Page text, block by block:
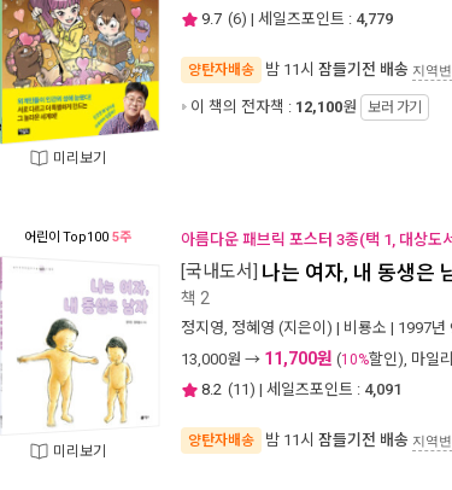
미리보기
9.7 (6) | 세일즈포인트 : 4,779
양탄자배송 밤 11시 잠들기전 배송 지역
이 책의 전자책 : 12,100원 보러 가기
어린이 Top100 5주
미리보기
아름다운 패브릭 포스터 3종(택 1, 대상도
[국내도서] 나는 여자, 내 동생은
책 2
정지영, 정혜영 (지은이) | 비룡소 | 1997년
13,000원 → 11,700원 (10%할인), 마일
8.2 (11) | 세일즈포인트 : 4,091
양탄자배송 밤 11시 잠들기전 배송 지역